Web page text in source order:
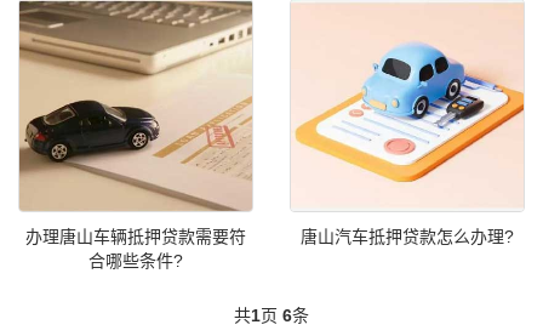
办理唐山车辆抵押贷款需要符
合哪些条件?
唐山汽车抵押贷款怎么办理?
共1页 6条